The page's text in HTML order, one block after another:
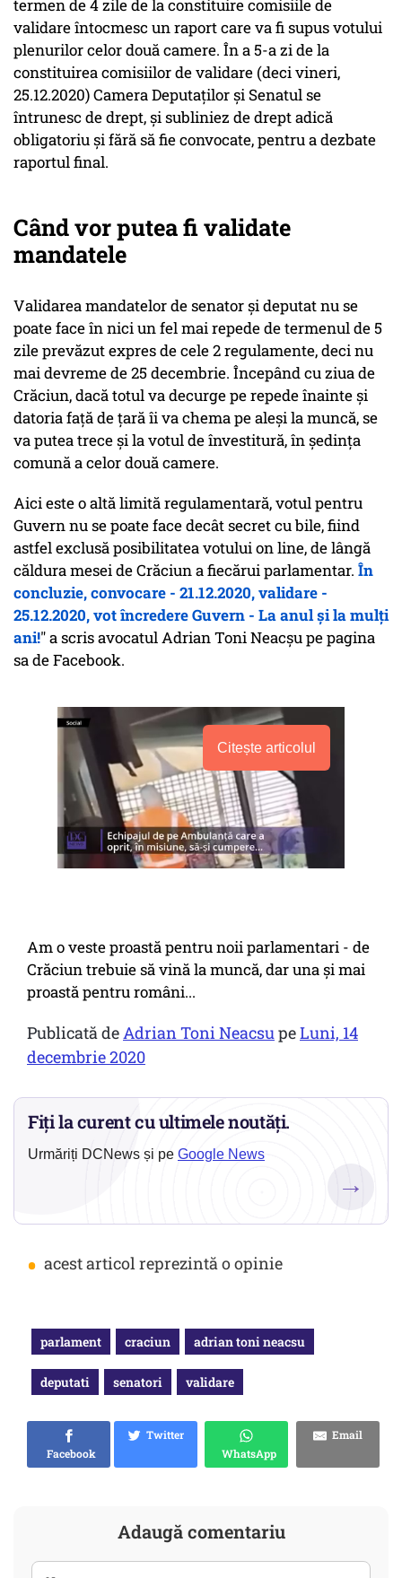
termen de 4 zile de la constituire comisiile de
validare întocmesc un raport care va fi supus votului
plenurilor celor două camere. În a 5-a zi de la
constituirea comisiilor de validare (deci vineri,
25.12.2020) Camera Deputaților și Senatul se
întrunesc de drept, și subliniez de drept adică
obligatoriu și fără să fie convocate, pentru a dezbate
raportul final.
Când vor putea fi validate
mandatele
Validarea mandatelor de senator și deputat nu se
poate face în nici un fel mai repede de termenul de 5
zile prevăzut expres de cele 2 regulamente, deci nu
mai devreme de 25 decembrie. Începând cu ziua de
Crăciun, dacă totul va decurge pe repede înainte și
datoria față de țară îi va chema pe aleși la muncă, se
va putea trece și la votul de învestitură, în ședința
comună a celor două camere.
Aici este o altă limită regulamentară, votul pentru
Guvern nu se poate face decât secret cu bile, fiind
astfel exclusă posibilitatea votului on line, de lângă
căldura mesei de Crăciun a fiecărui parlamentar. În
concluzie, convocare - 21.12.2020, validare -
25.12.2020, vot încredere Guvern - La anul și la mulți
ani!" a scris avocatul Adrian Toni Neacșu pe pagina
sa de Facebook.
Citește articolul
Am o veste proastă pentru noii parlamentari - de
Crăciun trebuie să vină la muncă, dar una și mai
proastă pentru români...
Publicată deAdrian Toni NeacsupeLuni, 14
decembrie 2020
Fiți la curent cu ultimele noutăți.
Urmăriți DCNews și pe Google News
→
• acest articol reprezintă o opinie
parlament craciun adrian toni neacsu
deputati senatori validare
Facebook
Twitter
WhatsApp
Email
Adaugă comentariu